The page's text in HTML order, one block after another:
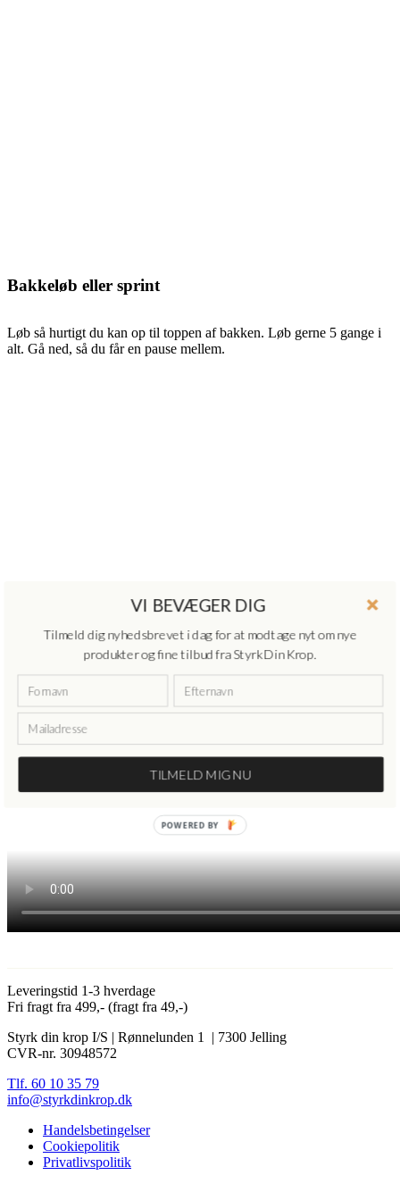
Bakkeløb eller sprint
Løb så hurtigt du kan op til toppen af bakken. Løb gerne 5 gange i
alt. Gå ned, så du får en pause mellem.
Leveringstid 1-3 hverdage
Fri fragt fra 499,- (fragt fra 49,-)
Styrk din krop I/S | Rønnelunden 1 | 7300 Jelling
CVR-nr. 30948572
Tlf. 60 10 35 79
info@styrkdinkrop.dk
Handelsbetingelser
Cookiepolitik
Privatlivspolitik
VI BEVÆGER DIG
Tilmeld dig nyhedsbrevet i dag for at modtage nyt om nye
produkter og fine tilbud fra Styrk Din Krop.
TILMELD MIG NU
POWERED BY